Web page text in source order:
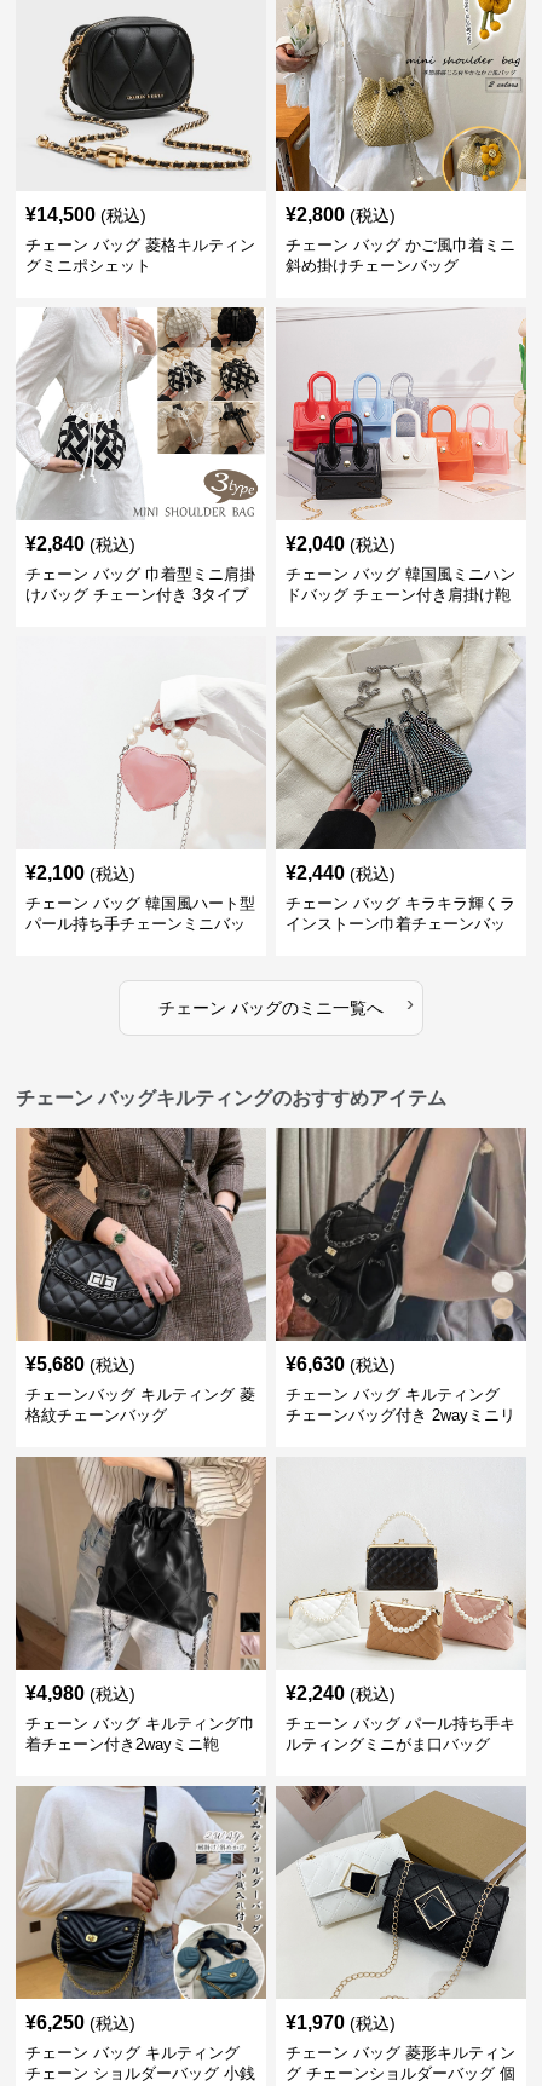
¥14,500 (税込)
チェーン バッグ 菱格キルティン
グミニポシェット
¥2,800 (税込)
チェーン バッグ かご風巾着ミニ
斜め掛けチェーンバッグ
¥2,840 (税込)
チェーン バッグ 巾着型ミニ肩掛
けバッグ チェーン付き 3タイプ
¥2,040 (税込)
チェーン バッグ 韓国風ミニハン
ドバッグ チェーン付き肩掛け鞄
¥2,100 (税込)
チェーン バッグ 韓国風ハート型
パール持ち手チェーンミニバッ
¥2,440 (税込)
チェーン バッグ キラキラ輝くラ
インストーン巾着チェーンバッ
チェーン バッグのミニ一覧へ ›
チェーン バッグキルティングのおすすめアイテム
¥5,680 (税込)
チェーンバッグ キルティング 菱
格紋チェーンバッグ
¥6,630 (税込)
チェーン バッグ キルティング
チェーンバッグ付き 2wayミニリ
¥4,980 (税込)
チェーン バッグ キルティング巾
着チェーン付き2wayミニ鞄
¥2,240 (税込)
チェーン バッグ パール持ち手キ
ルティングミニがま口バッグ
¥6,250 (税込)
チェーン バッグ キルティング
チェーン ショルダーバッグ 小銭
¥1,970 (税込)
チェーン バッグ 菱形キルティン
グ チェーンショルダーバッグ 個